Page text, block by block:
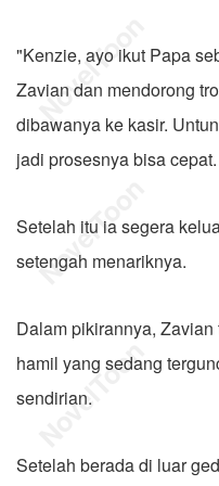
"Kenzie, ayo ikut Papa
Zavian dan mendorong
dibawanya ke kasir.
jadi prosesnya bisa cepat.
Setelah itu ia segera
setengah menariknya.
Dalam pikirannya,
hamil yang sedang
sendirian.
Setelah berada di luar